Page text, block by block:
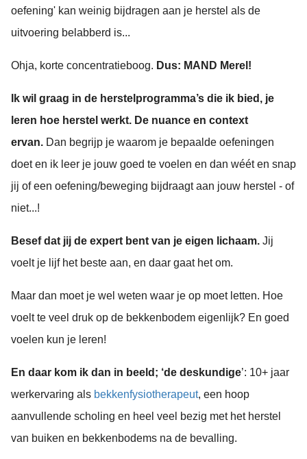
oefening' kan weinig bijdragen aan je herstel als de
uitvoering belabberd is...
Ohja, korte concentratieboog. Dus: MAND Merel!
Ik wil graag in de herstelprogramma’s die ik bied, je
leren hoe herstel werkt. De nuance en context
ervan. Dan begrijp je waarom je bepaalde oefeningen
doet en ik leer je jouw goed te voelen en dan wéét en snap
jij of een oefening/beweging bijdraagt aan jouw herstel - of
niet...!
Besef dat jij de expert bent van je eigen lichaam. Jij
voelt je lijf het beste aan, en daar gaat het om.
Maar dan moet je wel weten waar je op moet letten. Hoe
voelt te veel druk op de bekkenbodem eigenlijk? En goed
voelen kun je leren!
En daar kom ik dan in beeld; ‘de deskundige’: 10+ jaar
werkervaring als bekkenfysiotherapeut, een hoop
aanvullende scholing en heel veel bezig met het herstel
van buiken en bekkenbodems na de bevalling.